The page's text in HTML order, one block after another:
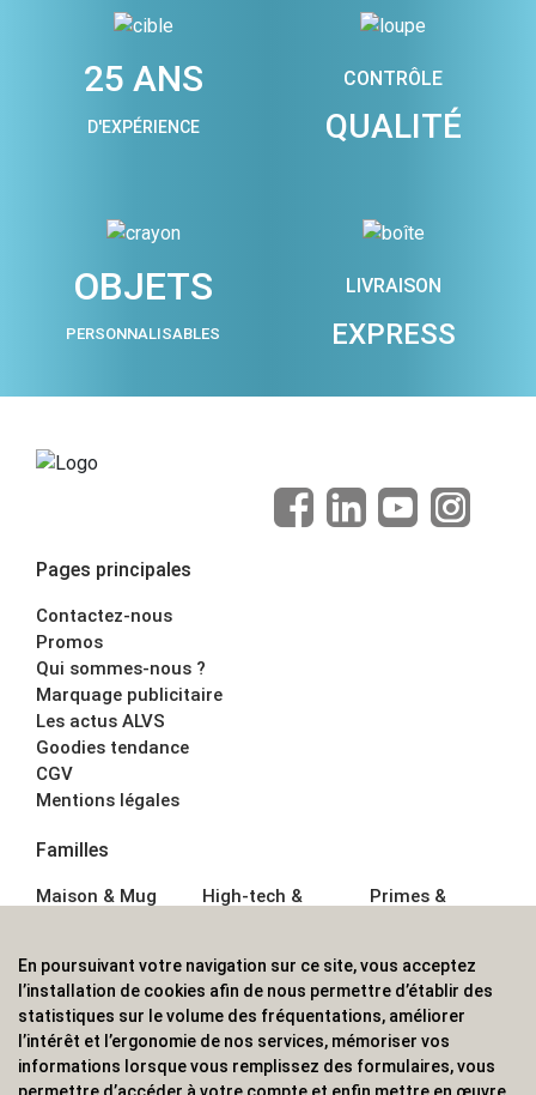
25 ANS
D'EXPÉRIENCE
CONTRÔLE
QUALITÉ
OBJETS
PERSONNALISABLES
LIVRAISON
EXPRESS
Pages principales
Contactez-nous
Promos
Qui sommes-nous ?
Marquage publicitaire
Les actus ALVS
Goodies tendance
CGV
Mentions légales
Familles
Maison & Mug
Écriture
Bagagerie sacs
High-tech &
Sport &
Outdoor
Enfant
Primes &
Boisson
Textile &
Casquette
Accessoires de
bureau
En poursuivant votre navigation sur ce site, vous acceptez
l’installation de cookies afin de nous permettre d’établir des
statistiques sur le volume des fréquentations, améliorer
l’intérêt et l’ergonomie de nos services, mémoriser vos
informations lorsque vous remplissez des formulaires, vous